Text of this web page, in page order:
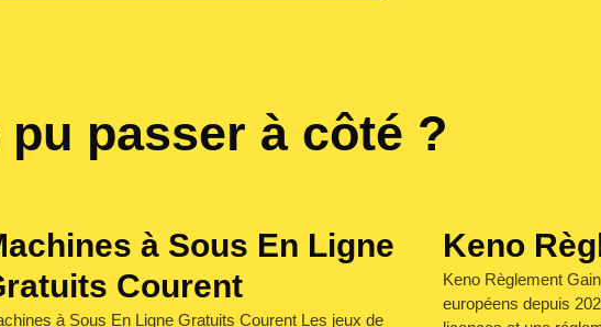
passer à côté ?
à Sous En Ligne
Courent
à Sous En Ligne Gratuits Courent Les jeux de
Keno
Keno Règlement
européens depuis